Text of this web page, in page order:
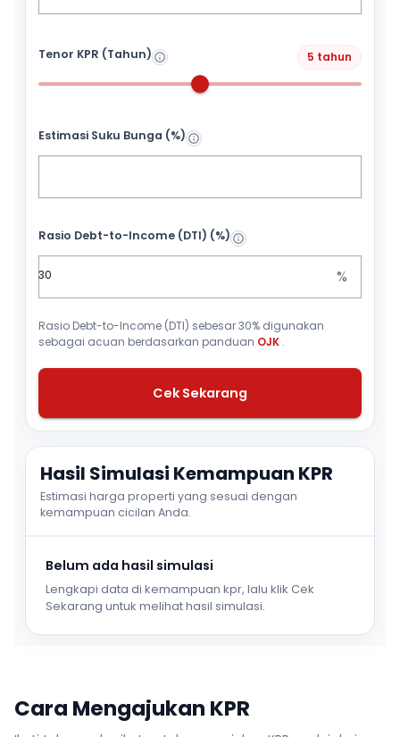
Tenor KPR (Tahun) 5 tahun
Estimasi Suku Bunga (%)
Rasio Debt-to-Income (DTI) (%)
%
Rasio Debt-to-Income (DTI) sebesar 30% digunakan
sebagai acuan berdasarkan panduan OJK .
Cek Sekarang
Hasil Simulasi Kemampuan KPR
Estimasi harga properti yang sesuai dengan
kemampuan cicilan Anda.
Belum ada hasil simulasi
Lengkapi data di kemampuan kpr, lalu klik Cek
Sekarang untuk melihat hasil simulasi.
Cara Mengajukan KPR